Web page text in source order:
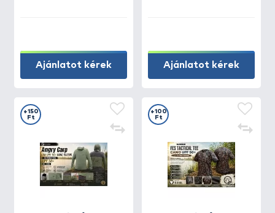
Ajánlatot kérek Ajánlatot kérek
+150
Ft
+100
Ft